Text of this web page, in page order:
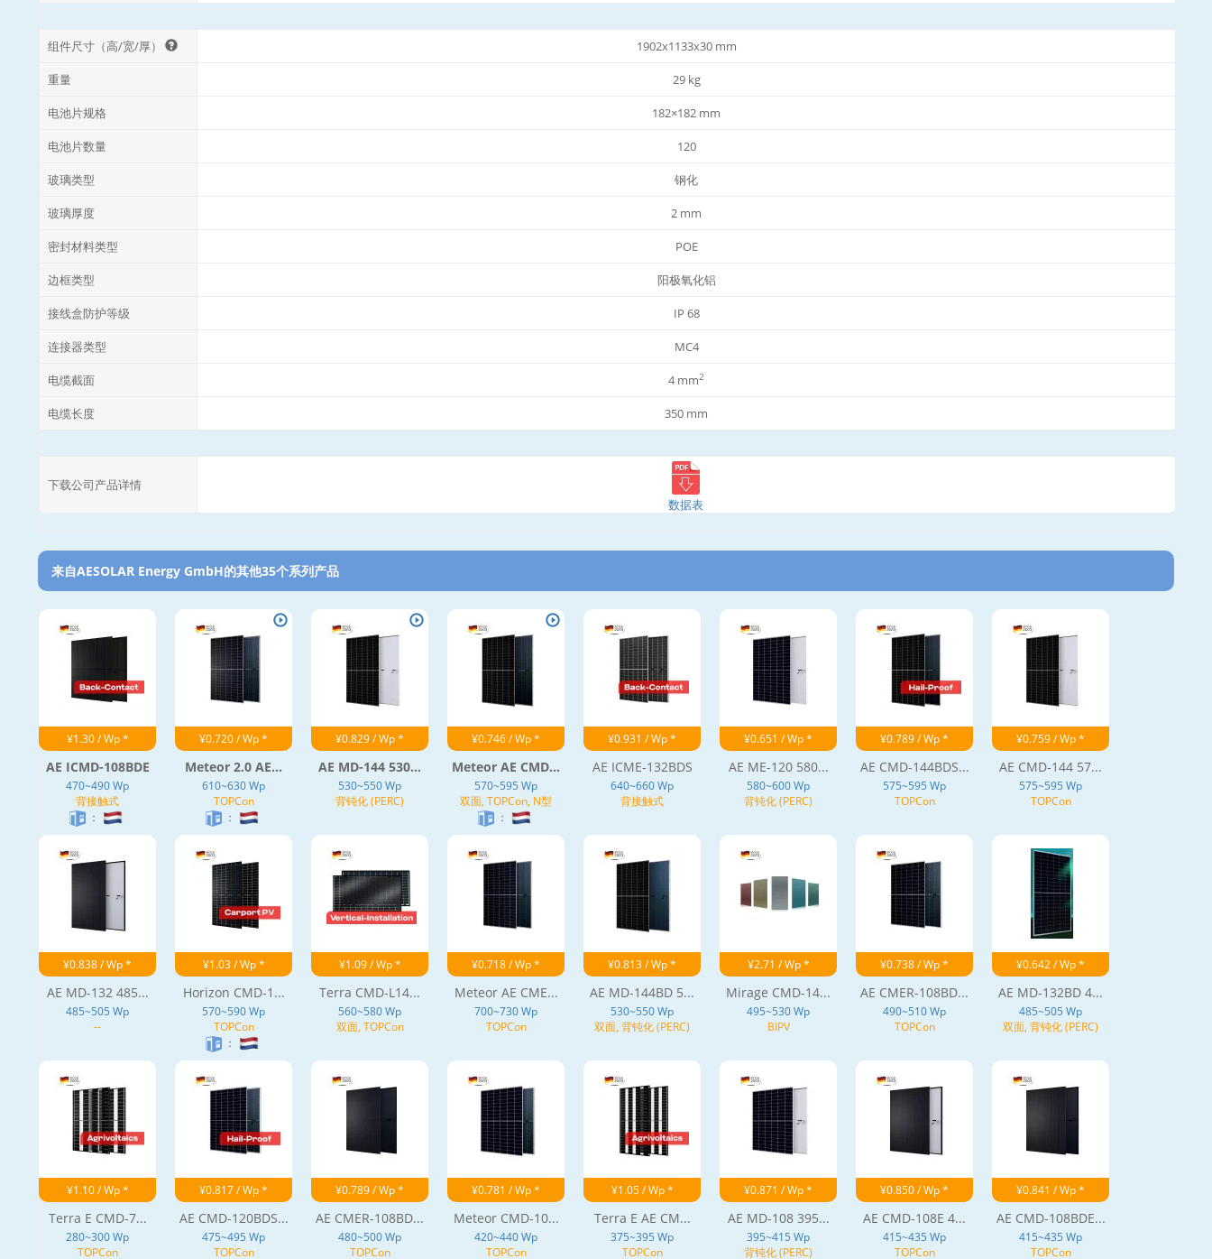
组件尺寸（高/宽/厚） 1902x1133x30 mm
重量 29 kg
电池片规格 182×182 mm
电池片数量 120
玻璃类型 钢化
玻璃厚度 2 mm
密封材料类型 POE
边框类型 阳极氧化铝
接线盒防护等级 IP 68
连接器类型 MC4
电缆截面 4 mm2
电缆长度 350 mm
下载公司产品详情
数据表
来自AESOLAR Energy GmbH的其他35个系列产品‎
¥1.30 / Wp *
AE ICMD-108BDE
470~490 Wp
背接触式
：
¥0.720 / Wp *
Meteor 2.0 AE...
610~630 Wp
TOPCon
：
¥0.829 / Wp *
AE MD-144 530...
530~550 Wp
背钝化 (PERC)
¥0.746 / Wp *
Meteor AE CMD...
570~595 Wp
双面, TOPCon, N型
：
¥0.931 / Wp *
AE ICME-132BDS
640~660 Wp
背接触式
¥0.651 / Wp *
AE ME-120 580...
580~600 Wp
背钝化 (PERC)
¥0.789 / Wp *
AE CMD-144BDS...
575~595 Wp
TOPCon
¥0.759 / Wp *
AE CMD-144 57...
575~595 Wp
TOPCon
¥0.838 / Wp *
AE MD-132 485...
485~505 Wp
--
¥1.03 / Wp *
Horizon CMD-1...
570~590 Wp
TOPCon
：
¥1.09 / Wp *
Terra CMD-L14...
560~580 Wp
双面, TOPCon
¥0.718 / Wp *
Meteor AE CME...
700~730 Wp
TOPCon
¥0.813 / Wp *
AE MD-144BD 5...
530~550 Wp
双面, 背钝化 (PERC)
¥2.71 / Wp *
Mirage CMD-14...
495~530 Wp
BIPV
¥0.738 / Wp *
AE CMER-108BD...
490~510 Wp
TOPCon
¥0.642 / Wp *
AE MD-132BD 4...
485~505 Wp
双面, 背钝化 (PERC)
¥1.10 / Wp *
Terra E CMD-7...
280~300 Wp
TOPCon
¥0.817 / Wp *
AE CMD-120BDS...
475~495 Wp
TOPCon
¥0.789 / Wp *
AE CMER-108BD...
480~500 Wp
TOPCon
¥0.781 / Wp *
Meteor CMD-10...
420~440 Wp
TOPCon
¥1.05 / Wp *
Terra E AE CM...
375~395 Wp
TOPCon
¥0.871 / Wp *
AE MD-108 395...
395~415 Wp
背钝化 (PERC)
¥0.850 / Wp *
AE CMD-108E 4...
415~435 Wp
TOPCon
¥0.841 / Wp *
AE CMD-108BDE...
415~435 Wp
TOPCon